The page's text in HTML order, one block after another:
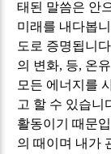
태된 말씀은 안
미래를 내다봅
도로 증명됩니다
의 변화, 등, 온
모든 에너지를
고 할 수 있습니
활동이기 때문
의 때이며 내가